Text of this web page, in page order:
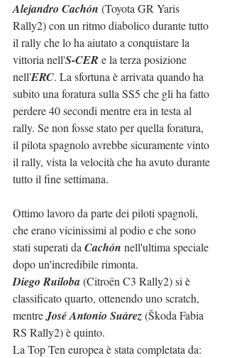
Alejandro Cachón (Toyota GR Yaris
Rally2) con un ritmo diabolico durante tutto
il rally che lo ha aiutato a conquistare la
vittoria nell'S-CER e la terza posizione
nell'ERC. La sfortuna è arrivata quando ha
subito una foratura sulla SS5 che gli ha fatto
perdere 40 secondi mentre era in testa al
rally. Se non fosse stato per quella foratura,
il pilota spagnolo avrebbe sicuramente vinto
il rally, vista la velocità che ha avuto durante
tutto il fine settimana.
Ottimo lavoro da parte dei piloti spagnoli,
che erano vicinissimi al podio e che sono
stati superati da Cachón nell'ultima speciale
dopo un'incredibile rimonta.
Diego Ruiloba (Citroën C3 Rally2) si è
classificato quarto, ottenendo uno scratch,
mentre José Antonio Suárez (Škoda Fabia
RS Rally2) è quinto.
La Top Ten europea è stata completata da: